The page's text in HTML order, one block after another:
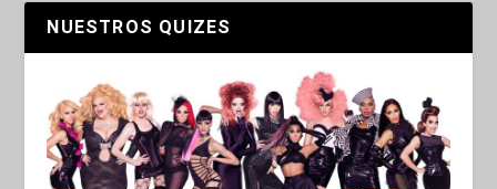
NUESTROS QUIZES